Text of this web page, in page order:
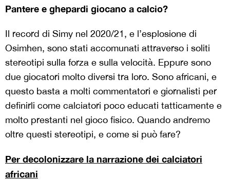
Pantere e ghepardi giocano a calcio?
Il record di Simy nel 2020/21, e l’esplosione di
Osimhen, sono stati accomunati attraverso i soliti
stereotipi sulla forza e sulla velocità. Eppure sono
due giocatori molto diversi tra loro. Sono africani, e
questo basta a molti commentatori e giornalisti per
definirli come calciatori poco educati tatticamente e
molto prestanti nel gioco fisico. Quando andremo
oltre questi stereotipi, e come si può fare?
Per decolonizzare la narrazione dei calciatori
africani